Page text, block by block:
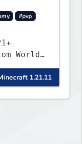
#pvp
✦
& build
— Protect
Events
1.21.11